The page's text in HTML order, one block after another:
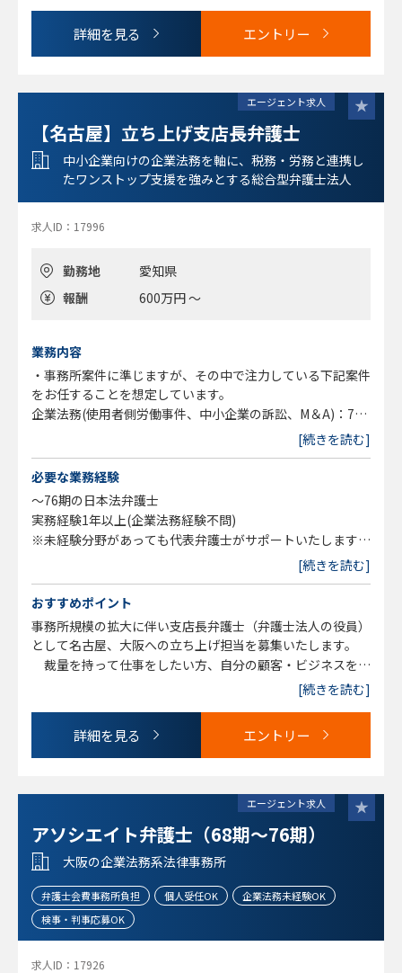
詳細を見る エントリー
エージェント求人
【名古屋】立ち上げ支店長弁護士
中小企業向けの企業法務を軸に、税務・労務と連携し
たワンストップ支援を強みとする総合型弁護士法人
求人ID：17996
勤務地
愛知県
報酬
600万円 ～
業務内容
・事務所案件に準じますが、その中で注力している下記案件
をお任することを想定しています。
企業法務(使用者側労働事件、中小企業の訴訟、M＆A)：7割
・事務所運営
事務所スタッフのマネジメント
[続きを読む]
必要な業務経験
～76期の日本法弁護士
実務経験1年以上(企業法務経験不問)
※未経験分野があっても代表弁護士がサポートいたします。
事務所の発展に関して意欲的な方
手を動かすのが得意な方
依頼人の立場に立ち傾聴が出来る方
[続きを読む]
おすすめポイント
事務所規模の拡大に伴い支店長弁護士（弁護士法人の役員）
として名古屋、大阪への立ち上げ担当を募集いたします。
裁量を持って仕事をしたい方、自分の顧客・ビジネスを作
りたい方、事務所経営をしたい方、独立意欲の方、稼ぎたい
[続きを読む]
詳細を見る エントリー
エージェント求人
アソシエイト弁護士（68期～76期）
大阪の企業法務系法律事務所
弁護士会費事務所負担 個人受任OK
企業法務未経験OK
検事・判事応募OK
求人ID：17926